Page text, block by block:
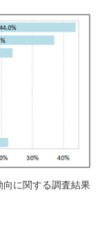
に関する調査結果